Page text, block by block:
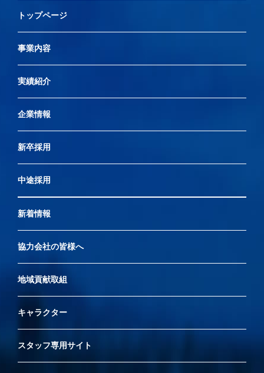
トップページ
事業内容
実績紹介
企業情報
新卒採用
中途採用
新着情報
協力会社の皆様へ
地域貢献取組
キャラクター
スタッフ専用サイト